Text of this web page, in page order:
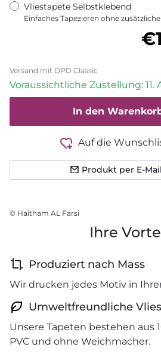
Vliestapete Selbstklebend
Einfaches Tapezieren ohne
Versand mit DPD Classic
Voraussichtliche Zustellung: 11.
In den
Auf die
Produkt per E-
© Haitham AL Farsi
Ihre
Produziert nach Mass
Wir drucken jedes Motiv in
Umweltfreundliche
Unsere Tapeten bestehen aus
PVC und ohne Weichmacher.